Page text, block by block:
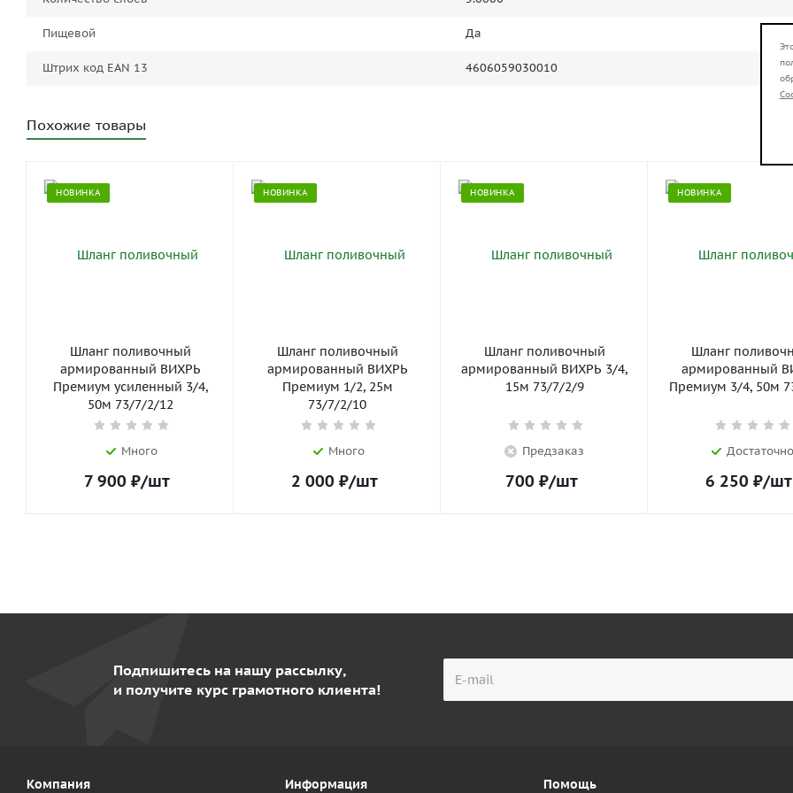
Пищевой Да
Штрих код EAN 13 4606059030010
Похожие товары
НОВИНКА
Шланг поливочный
армированный ВИХРЬ
Премиум усиленный 3/4,
50м 73/7/2/12
Много
7 900 ₽/шт
НОВИНКА
Шланг поливочный
армированный ВИХРЬ
Премиум 1/2, 25м
73/7/2/10
Много
2 000 ₽/шт
НОВИНКА
Шланг поливочный
армированный ВИХРЬ 3/4,
15м 73/7/2/9
Предзаказ
700 ₽/шт
НОВИНКА
Шланг
армированный
Премиум 3/4, 50м
Достаточно
6 250 ₽/шт
Подпишитесь на нашу рассылку,
и получите курс грамотного клиента!
Компания Информация Помощь